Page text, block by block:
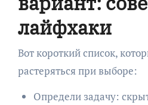
лайфхаки
Вот короткий список,
растеряться при выборе:
Определи задачу: